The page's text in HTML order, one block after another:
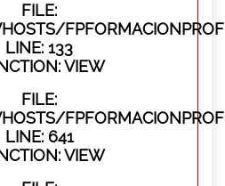
FILE:
LINE: 133
VIEW
FILE:
LINE: 641
VIEW